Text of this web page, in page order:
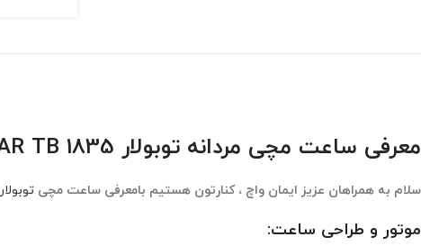
معرفی ساعت مچی مردانه توبولار TUBULAR TB 1835
سلام به همراهان عزیز ایمان واچ ، کنارتون هستیم بامعرفی ساعت مچی توبولار
موتور و طراحی ساعت: